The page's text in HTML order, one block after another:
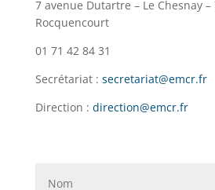
7 avenue Dutartre – Le Chesnay –
Rocquencourt
01 71 42 84 31
Secrétariat : secretariat@emcr.fr
Direction : direction@emcr.fr